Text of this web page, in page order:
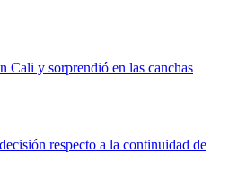
Cali y sorprendió en las canchas
respecto a la continuidad de